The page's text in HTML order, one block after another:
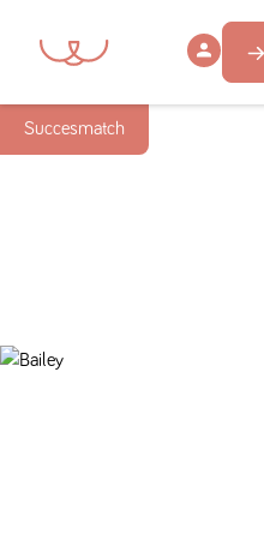
Succesmatch